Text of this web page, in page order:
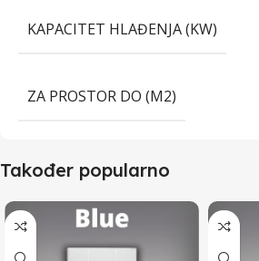
KAPACITET HLAĐENJA (KW)
ZA PROSTOR DO (M2)
Također popularno